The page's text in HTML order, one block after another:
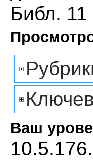
Библ. 11
Ваш